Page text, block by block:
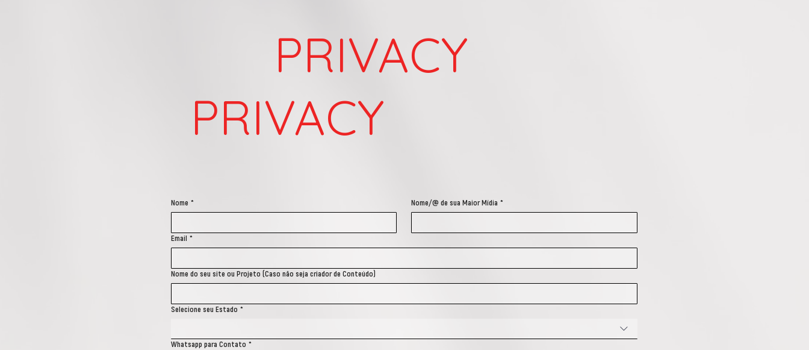
PRIVACY
PRIVACY
Nome * Nome/@ de sua Maior Mídia *
Email *
Nome do seu site ou Projeto (Caso não seja criador de Conteúdo)
Selecione seu Estado *
Whatsapp para Contato *